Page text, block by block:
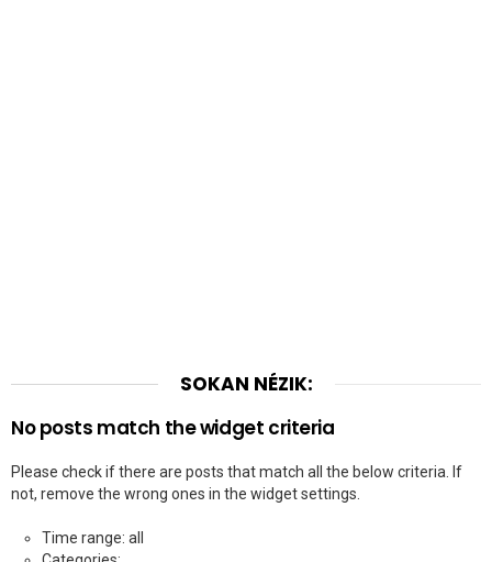
SOKAN NÉZIK:
No posts match the widget criteria
Please check if there are posts that match all the below criteria. If
not, remove the wrong ones in the widget settings.
Time range: all